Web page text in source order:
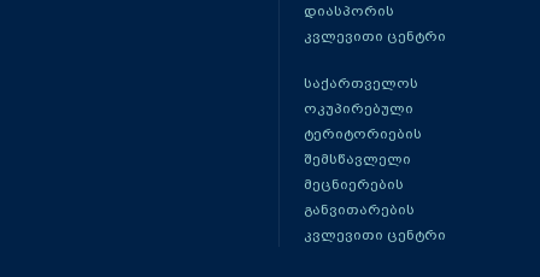
დიასპორის
კვლევითი ცენტრი
საქართველოს
ოკუპირებული
ტერიტორიების
შემსწავლელი
მეცნიერების
განვითარების
კვლევითი ცენტრი